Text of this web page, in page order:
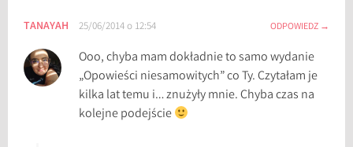
n
P
o
e
TANAYAH 25/06/2014 o 12:54 ODPOWIEDZ
Ooo, chyba mam dokładnie to samo wydanie
„Opowieści niesamowitych” co Ty. Czytałam je
kilka lat temu i… znużyły mnie. Chyba czas na
kolejne podejście